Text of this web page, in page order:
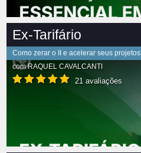
Ex-Tarifário
Como zerar o II e acelerar seus projetos
comRAQUEL CAVALCANTI
21 avaliações